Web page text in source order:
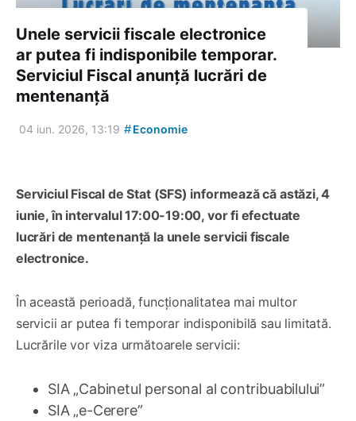
Unele servicii fiscale electronice
ar putea fi indisponibile temporar.
Serviciul Fiscal anunță lucrări de
mentenanță
04 iun. 2026, 13:19 #Economie
Serviciul Fiscal de Stat (SFS) informează că astăzi, 4
iunie, în intervalul 17:00-19:00, vor fi efectuate
lucrări de mentenanță la unele servicii fiscale
electronice.
În această perioadă, funcționalitatea mai multor
servicii ar putea fi temporar indisponibilă sau limitată.
Lucrările vor viza următoarele servicii:
SIA „Cabinetul personal al contribuabilului”
SIA „e-Cerere”